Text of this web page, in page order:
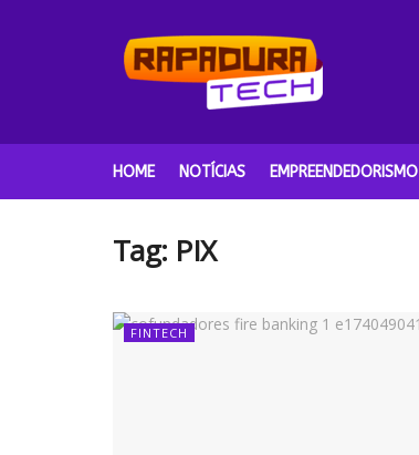
HOME NOTÍCIAS EMPREENDEDORISMO
Tag: PIX
FINTECH